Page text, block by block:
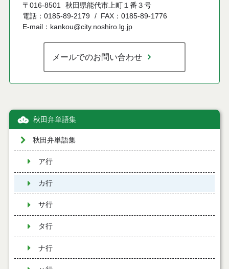
〒016-8501 秋田県能代市上町１番３号
電話：0185-89-2179
FAX：0185-89-1776
E-mail：kankou@city.noshiro.lg.jp
メールでのお問い合わせ
秋田弁単語集
秋田弁単語集
ア行
カ行
サ行
タ行
ナ行